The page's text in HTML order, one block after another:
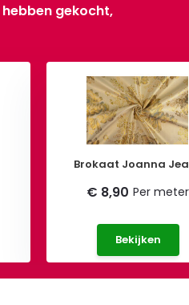
gekocht,
Brokaat Joanna
€ 8,90 Per meter
Bekijken